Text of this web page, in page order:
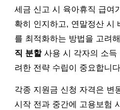
세금 신고 시 육아휴직 급여
확히 인지하고, 연말정산 시
를 최적화하는 방법을 고려
직 분할사용 시 각자의 소득
려한 전략 수립이 중요합니
각종 지원금 신청 자격은 변
시작 전과 중간에 고용보험